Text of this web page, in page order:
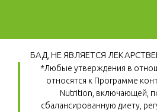
БАД, НЕ ЯВЛЯЕТСЯ
*Любые утверждения в
относятся к Программе
Nutrition, включающей,
сбалансированную диету,